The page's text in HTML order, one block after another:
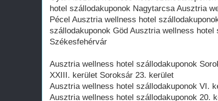
hotel szállodakuponok Nagytarcsa Ausztria
Pécel Ausztria wellness hotel
szállodakuponok Göd Ausztria wellness hotel
Székesfehérvár
Ausztria wellness hotel szállodakuponok
XXIII. kerület Soroksár 23. kerület
Ausztria wellness hotel szállodakuponok VI.
Ausztria wellness hotel szállodakuponok 20.